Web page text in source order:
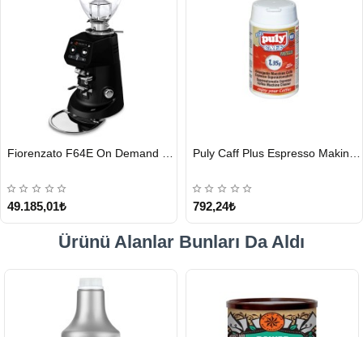
GÖNDERİ
49.185,01₺
GÖNDERİ
792,24₺
Ürünü Alanlar Bunları Da Aldı